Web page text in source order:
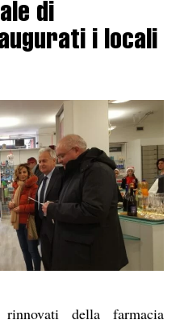
di
i locali
della farmacia